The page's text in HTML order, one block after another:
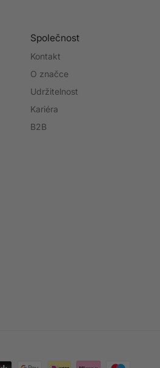
Společnost
Kontakt
O značce
Udržitelnost
Kariéra
B2B